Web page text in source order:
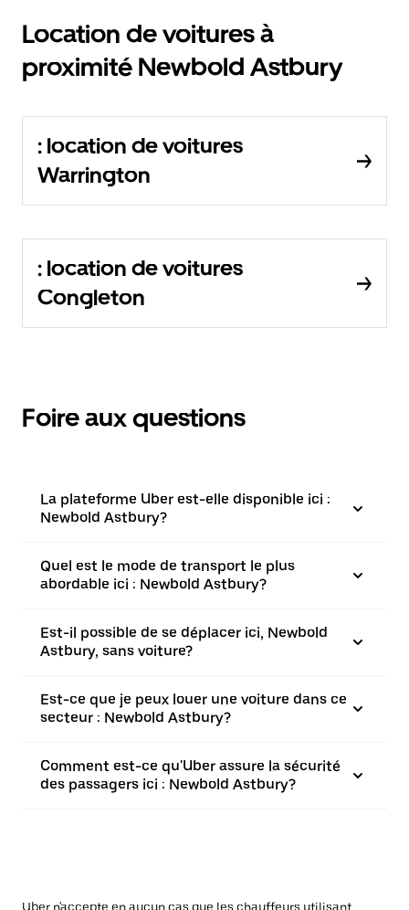
Location de voitures à
proximité Newbold Astbury
: location de voitures
Warrington
: location de voitures
Congleton
Foire aux questions
La plateforme Uber est-elle disponible ici :
Newbold Astbury?
Quel est le mode de transport le plus
abordable ici : Newbold Astbury?
Est-il possible de se déplacer ici, Newbold
Astbury, sans voiture?
Est-ce que je peux louer une voiture dans ce
secteur : Newbold Astbury?
Comment est-ce qu'Uber assure la sécurité
des passagers ici : Newbold Astbury?